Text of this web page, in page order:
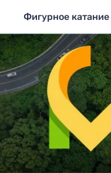
Фигурное катание